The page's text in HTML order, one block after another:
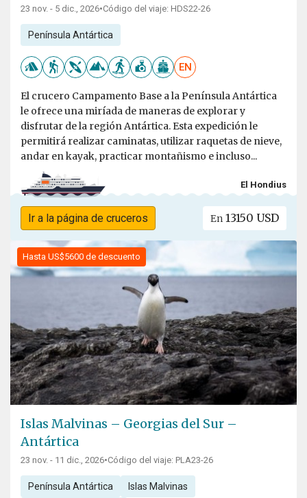
23 nov. - 5 dic., 2026•Código del viaje: HDS22-26
Península Antártica
EN
El crucero Campamento Base a la Península Antártica
le ofrece una miríada de maneras de explorar y
disfrutar de la región Antártica. Esta expedición le
permitirá realizar caminatas, utilizar raquetas de nieve,
andar en kayak, practicar montañismo e incluso...
El Hondius
Ir a la página de cruceros En 13150 USD
Hasta US$5600 de descuento
Islas Malvinas – Georgias del Sur –
Antártica
23 nov. - 11 dic., 2026•Código del viaje: PLA23-26
Península Antártica Islas Malvinas